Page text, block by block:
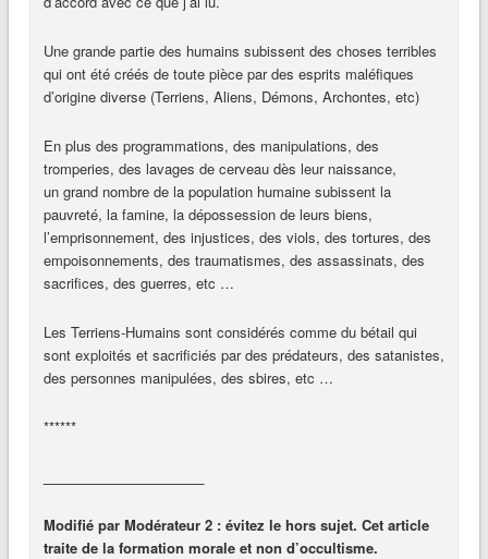
Une grande partie des humains subissent des choses terribles
qui ont été créés de toute pièce par des esprits maléfiques
d’origine diverse (Terriens, Aliens, Démons, Archontes, etc)
En plus des programmations, des manipulations, des
tromperies, des lavages de cerveau dès leur naissance,
un grand nombre de la population humaine subissent la
pauvreté, la famine, la dépossession de leurs biens,
l’emprisonnement, des injustices, des viols, des tortures, des
empoisonnements, des traumatismes, des assassinats, des
sacrifices, des guerres, etc …
Les Terriens-Humains sont considérés comme du bétail qui
sont exploités et sacrificiés par des prédateurs, des satanistes,
des personnes manipulées, des sbires, etc …
******
Modifié par Modérateur 2 : évitez le hors sujet. Cet article
traite de la formation morale et non d’occultisme.